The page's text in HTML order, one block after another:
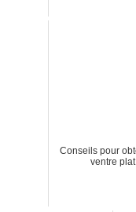
Conseils pour
ventre plat